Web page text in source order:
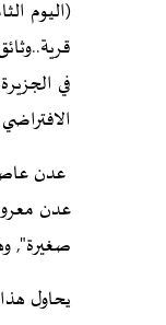
(اليوم
في
الافتراضي
عدن
عدن
صغيرة",
يحاول